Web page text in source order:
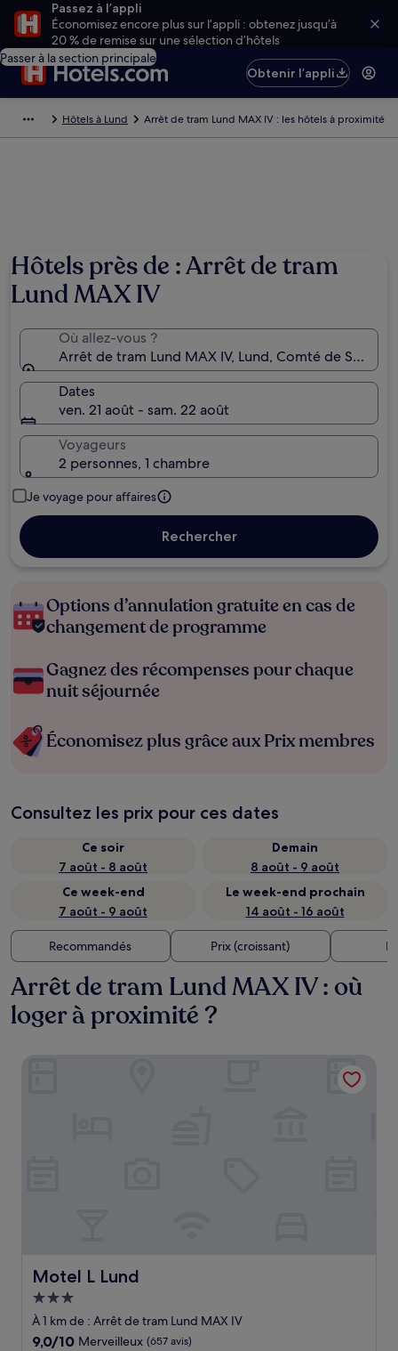
Passez à l’appli
Économisez encore plus sur l’appli : obtenez jusqu’à
20 % de remise sur une sélection d’hôtels
Passer à la section principale
Obtenir l’appli
Hôtels à Lund Arrêt de tram Lund MAX IV : les hôtels à proximité
Hôtels près de : Arrêt de tram
Lund MAX IV
Où allez-vous ?
Arrêt de tram Lund MAX IV, Lund, Comté de Scanie,
Dates
ven. 21 août - sam. 22 août
Voyageurs
2 personnes, 1 chambre
Je voyage pour affaires
Rechercher
Options d’annulation gratuite en cas de
changement de programme
Gagnez des récompenses pour chaque
nuit séjournée
Économisez plus grâce aux Prix membres
Consultez les prix pour ces dates
Ce soir
7 août - 8 août
Demain
8 août - 9 août
Ce week-end
7 août - 9 août
Le week-end prochain
14 août - 16 août
Recommandés Prix (croissant)
Arrêt de tram Lund MAX IV : où
loger à proximité ?
Motel L Lund
Motel L Lund
Hébergement
3.0 étoiles
À 1 km de : Arrêt de tram Lund MAX IV
9.0
9,0/10 Merveilleux (657 avis)